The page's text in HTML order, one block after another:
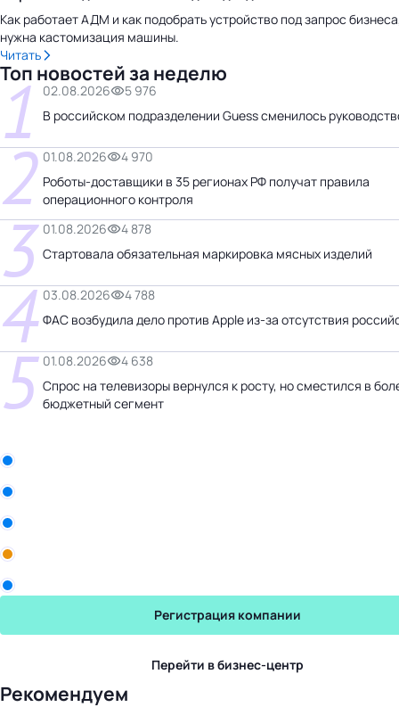
Как работает АДМ и как подобрать устройство под запрос
нужна кастомизация машины.
Читать
Топ новостей за неделю
1 02.08.2026
5 976
В российском подразделении Guess сменилось
2 01.08.2026
4 970
Роботы-доставщики в 35 регионах РФ получат правила
операционного контроля
3 01.08.2026
4 878
Стартовала обязательная маркировка мясных изделий
4 03.08.2026
4 788
ФАС возбудила дело против Apple из-за отсутствия
5 01.08.2026
4 638
Спрос на телевизоры вернулся к росту, но сместился в
бюджетный сегмент
Регистрация компании
Перейти в бизнес-центр
Рекомендуем